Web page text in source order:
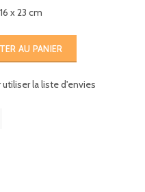
x 23 cm
AU PANIER
la liste d'envies